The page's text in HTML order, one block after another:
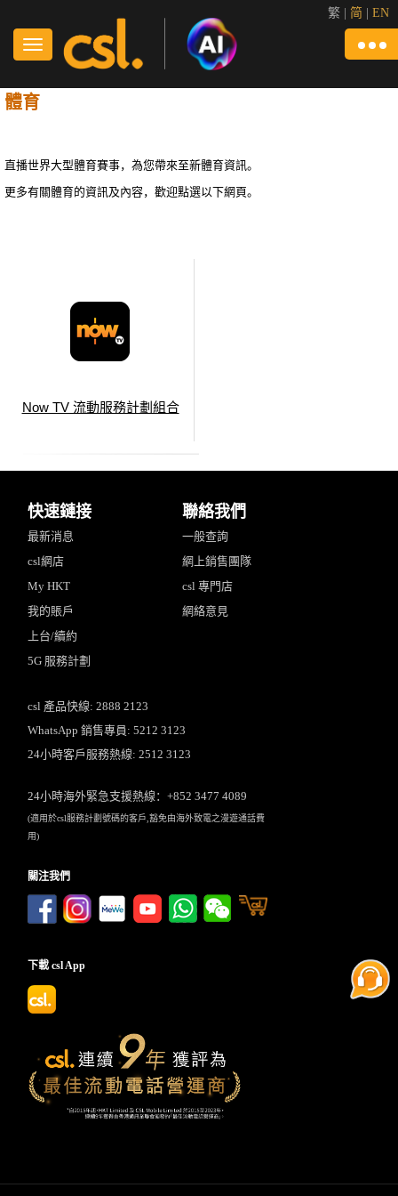
繁 简 EN
體育
直播世界大型體育賽事，為您帶來至新體育資訊。
更多有關體育的資訊及內容，歡迎點選以下網頁。
Now TV 流動服務計劃組合
快速鏈接
最新消息
csl網店
My HKT
我的賬戶
上台/續約
5G 服務計劃
聯絡我們
一般查詢
網上銷售團隊
csl 專門店
網絡意見
csl 產品快線: 2888 2123
WhatsApp 銷售專員: 5212 3123
24小時客戶服務熱線: 2512 3123
24小時海外緊急支援熱線：+852 3477 4089
(適用於csl服務計劃號碼的客戶,豁免由海外致電之漫遊通話費
用)
關注我們
下載 csl App